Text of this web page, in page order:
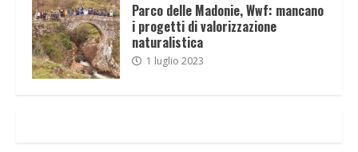
Parco delle Madonie, Wwf: mancano
i progetti di valorizzazione
naturalistica
1 luglio 2023